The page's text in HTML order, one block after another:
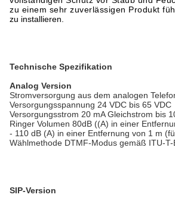
zu einem sehr zuverlässigen Produkt
zu installieren.
Technische Spezifikation
Analog Version
Stromversorgung aus dem analogen
Versorgungsspannung 24 VDC bis 65 VDC
Versorgungsstrom 20 mA Gleichstrom bis
Ringer Volumen 80dB ((A) in einer
- 110 dB (A) in einer Entfernung von 1 m
Wählmethode DTMF-Modus gemäß ITU-T-
SIP-Version